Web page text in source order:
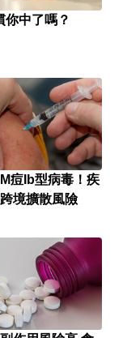
你中了嗎？
痘Ib型病毒！疾
境擴散風險